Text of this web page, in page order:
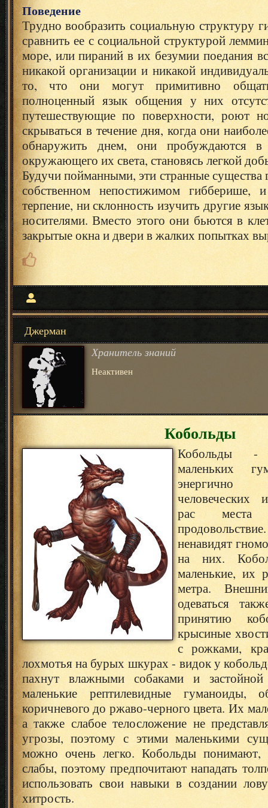
Поведение
Трудно вообразить социальную структуру
сравнить ее с социальной структурой
море, или пираний в их безумии поедания
никакой организации и никакой
то, что они могут примитивно
полноценный язык общения у них
путешествующие по поверхности, роют
скрываться в течение дня, когда они
обнаружить днем, они пробуждаются в
окружающего их света, становясь легкой
Будучи пойманными, эти странные существа
собственном непостижимом гибберише,
терпение, ни склонность изучить другие
носителями. Вместо этого они бьются в
закрытые окна и двери в жалких попытках
Джерман
Хранитель знаний
Неактивен
Кобольды
Кобольды -
маленьких
человеческих
рас места
ненавидят
на них.
маленькие, их
метра.
одеваться
принятию
крысиные
с рожками,
лохмотья на бурых шкурах - видок у
пахнут влажными собаками и
маленькие рептилевидные гуманоиды,
коричневого до ржаво-черного цвета. Их
а также слабое телосложение не
угрозы, поэтому с этими маленькими
можно очень легко. Кобольды понимают,
слабы, поэтому предпочитают нападать
использовать свои навыки в создании
хитрость.